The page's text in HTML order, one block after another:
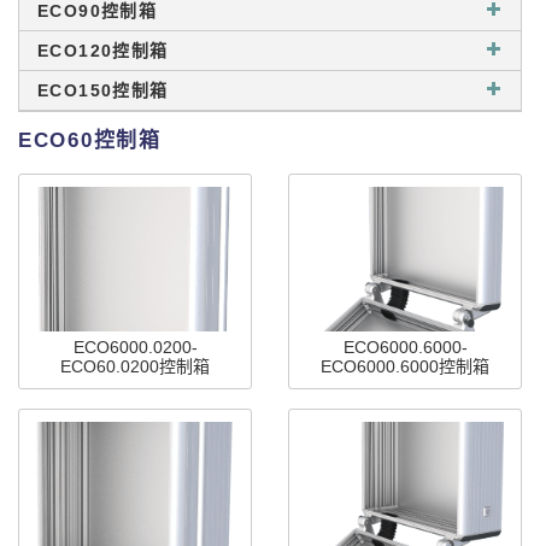
ECO90控制箱
ECO120控制箱
ECO150控制箱
ECO60控制箱
ECO6000.0200-
ECO60.0200控制箱
ECO6000.6000-
ECO6000.6000控制箱